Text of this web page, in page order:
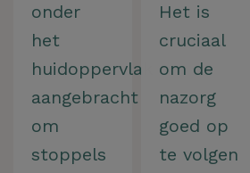
onder
het
huidoppervlak
aangebracht
om
stoppels
Het is
cruciaal
om de
nazorg
goed op
te volgen